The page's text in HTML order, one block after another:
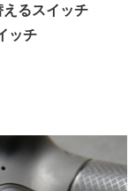
るスイッチ
ッチ